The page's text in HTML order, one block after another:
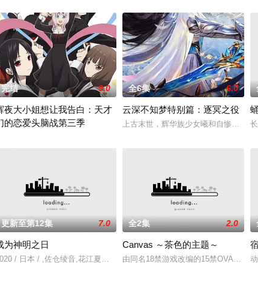
,郁原由宇,稻川英里
完结 9.0
夜大小姐想让我告白：天才
的恋爱头脑战第三季
全6集 6.0
云深不知梦特别篇：逐冥之役
上古末世，辉华族少女曦和自惨痛的
兹·蓝,小原好美,天崎滉平,杉田智和,古贺葵,大地叶,关
更新至第12集 7.0
为神明之日
/ 日本 / ,佐仓绫音,花江夏树,石川由依,木村良平,桑原由气,照井春佳,岛
全2集 2.0
Canvas ～茶色的主题～
由同名18禁游戏改编的15禁OVA。该